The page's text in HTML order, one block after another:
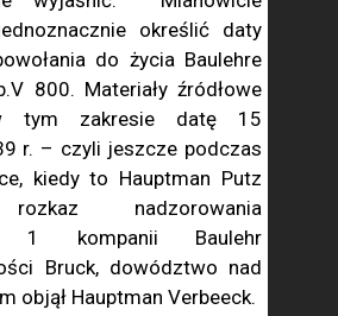
określić daty
do życia Baulehre
800. Materiały źródłowe
tym zakresie datę 15
r. – czyli jeszcze podczas
kiedy to Hauptman Putz
nadzorowania
1 kompanii Baulehr
Bruck, dowództwo nad
objął Hauptman Verbeeck.